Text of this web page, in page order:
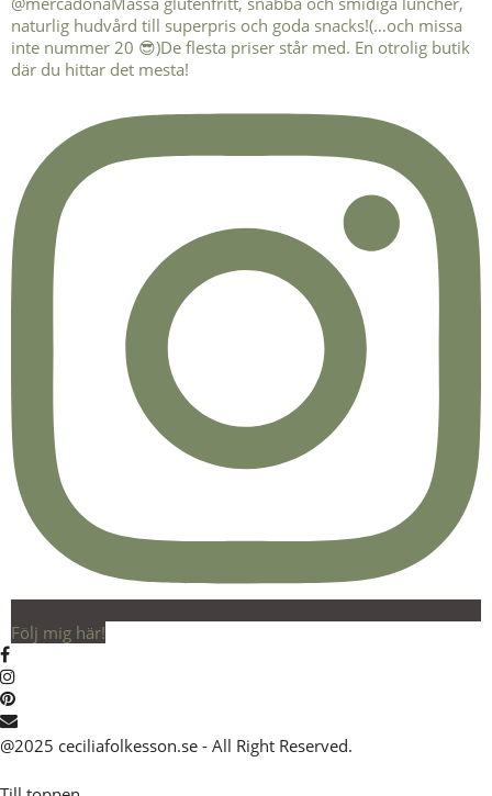
Följ mig här!
@2025 ceciliafolkesson.se - All Right Reserved.